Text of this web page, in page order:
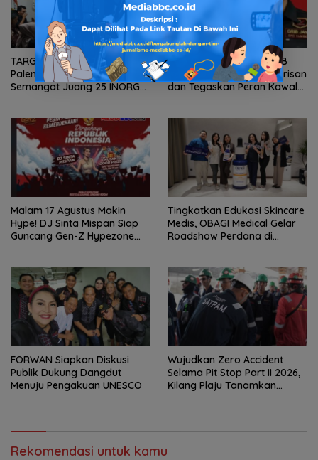
TARGET 5 BESAR! KORMI
Palembang Kobarkan
Semangat Juang 25 INORGA
Jelang HUT RI ke-81, GRIB
Jaya Sumsel Perkuat Barisan
dan Tegaskan Peran Kawal
Malam 17 Agustus Makin
Hype! DJ Sinta Mispan Siap
Guncang Gen-Z Hypezone
Tingkatkan Edukasi Skincare
Medis, OBAGI Medical Gelar
Roadshow Perdana di
FORWAN Siapkan Diskusi
Publik Dukung Dangdut
Menuju Pengakuan UNESCO
Wujudkan Zero Accident
Selama Pit Stop Part II 2026,
Kilang Plaju Tanamkan
Rekomendasi untuk kamu